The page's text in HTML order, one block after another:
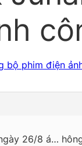
bộ phim điện
26/8 á…